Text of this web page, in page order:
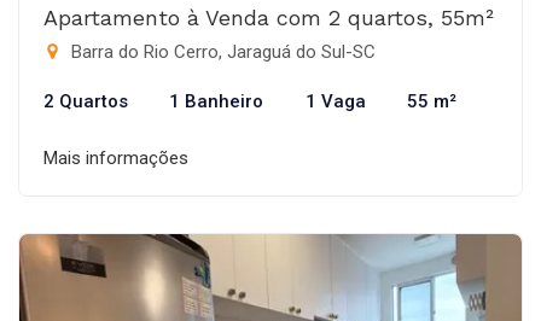
Apartamento à Venda com 2 quartos, 55m²
Barra do Rio Cerro, Jaraguá do Sul-SC
2 Quartos 1 Banheiro 1 Vaga 55 m²
Mais informações